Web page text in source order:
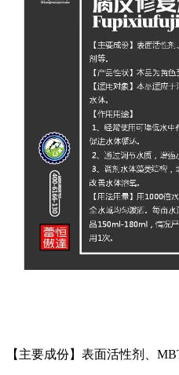
【主要成份】表面活性剂、